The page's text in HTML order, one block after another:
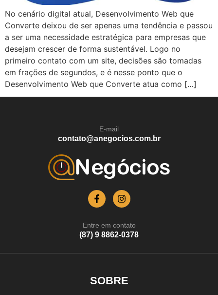
No cenário digital atual, Desenvolvimento Web que
Converte deixou de ser apenas uma tendência e passou
a ser uma necessidade estratégica para empresas que
desejam crescer de forma sustentável. Logo no
primeiro contato com um site, decisões são tomadas
em frações de segundos, e é nesse ponto que o
Desenvolvimento Web que Converte atua como […]
E-mail
contato@anegocios.com.br
Entre em contato
(87) 9 8862-0378
SOBRE